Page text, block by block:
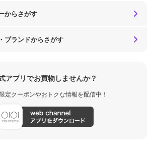
からさがす
ブランドからさがす
アプリでお買物しませんか？
定クーポンやおトクな情報を配信中！